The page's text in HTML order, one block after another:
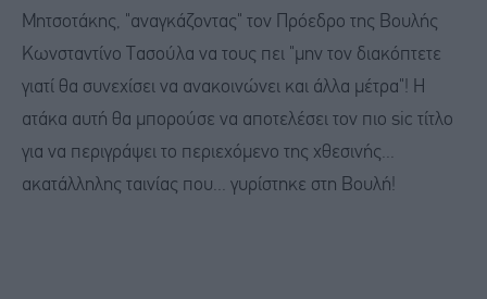
Μητσοτάκης, "αναγκάζοντας" τον Πρόεδρο της Βουλής
Κωνσταντίνο Τασούλα να τους πει "μην τον διακόπτετε
γιατί θα συνεχίσει να ανακοινώνει και άλλα μέτρα"! Η
ατάκα αυτή θα μπορούσε να αποτελέσει τον πιο sic τίτλο
για να περιγράψει το περιεχόμενο της χθεσινής...
ακατάλληλης ταινίας που... γυρίστηκε στη Βουλή!